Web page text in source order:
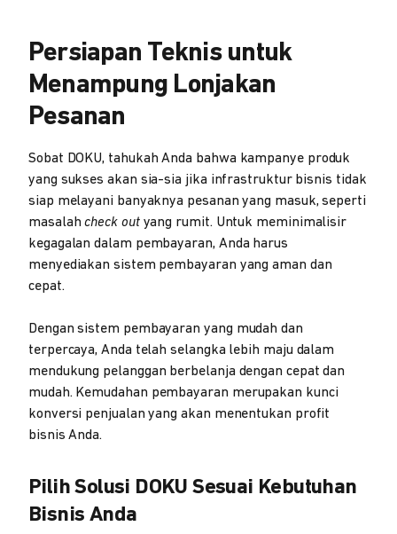
Persiapan Teknis untuk
Menampung Lonjakan
Pesanan
Sobat DOKU, tahukah Anda bahwa kampanye produk
yang sukses akan sia-sia jika infrastruktur bisnis tidak
siap melayani banyaknya pesanan yang masuk, seperti
masalahcheck out yang rumit. Untuk meminimalisir
kegagalan dalam pembayaran, Anda harus
menyediakan sistem pembayaran yang aman dan
cepat.
Dengan sistem pembayaran yang mudah dan
terpercaya, Anda telah selangka lebih maju dalam
mendukung pelanggan berbelanja dengan cepat dan
mudah. Kemudahan pembayaran merupakan kunci
konversi penjualan yang akan menentukan profit
bisnis Anda.
Pilih Solusi DOKU Sesuai Kebutuhan
Bisnis Anda